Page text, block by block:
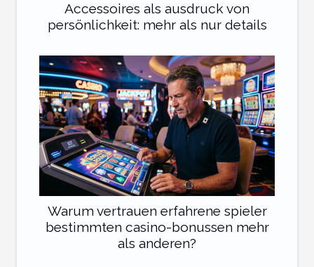
Accessoires als ausdruck von
persönlichkeit: mehr als nur details
Warum vertrauen erfahrene spieler
bestimmten casino-bonussen mehr
als anderen?